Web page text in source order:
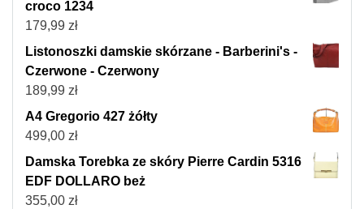
croco 1234
179,99 zł
Listonoszki damskie skórzane - Barberini's -
Czerwone - Czerwony
189,99 zł
A4 Gregorio 427 żółty
499,00 zł
Damska Torebka ze skóry Pierre Cardin 5316
EDF DOLLARO beż
355,00 zł